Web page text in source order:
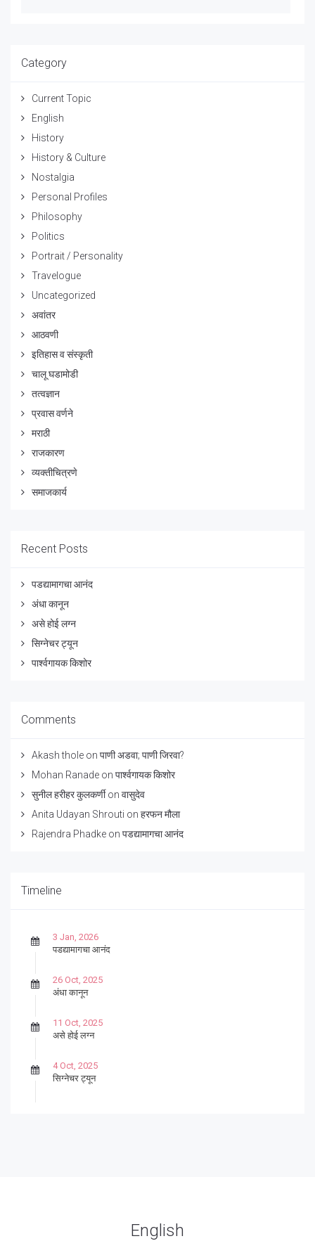
Category
Current Topic
English
History
History & Culture
Nostalgia
Personal Profiles
Philosophy
Politics
Portrait / Personality
Travelogue
Uncategorized
अवांतर
आठवणी
इतिहास व संस्कृती
चालू घडामोडी
तत्वज्ञान
प्रवास वर्णने
मराठी
राजकारण
व्यक्तीचित्रणे
समाजकार्य
Recent Posts
पडद्यामागचा आनंद
अंधा कानून
असे होई लग्न
सिग्नेचर ट्यून
पार्श्वगायक किशोर
Comments
Akash thole on पाणी अडवा; पाणी जिरवा?
Mohan Ranade on पार्श्वगायक किशोर
सुनील हरीहर कुलकर्णीon वासुदेव
Anita Udayan Shrouti on हरफन मौला
Rajendra Phadke on पडद्यामागचा आनंद
Timeline
3 Jan, 2026
पडद्यामागचा आनंद
26 Oct, 2025
अंधा कानून
11 Oct, 2025
असे होई लग्न
4 Oct, 2025
सिग्नेचर ट्यून
English